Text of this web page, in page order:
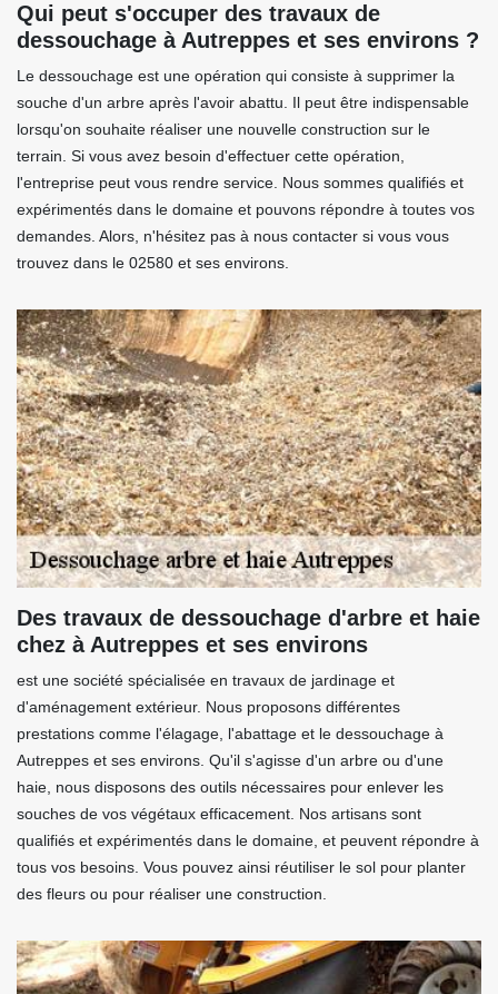
Qui peut s'occuper des travaux de
dessouchage à Autreppes et ses environs ?
Le dessouchage est une opération qui consiste à supprimer la
souche d'un arbre après l'avoir abattu. Il peut être indispensable
lorsqu'on souhaite réaliser une nouvelle construction sur le
terrain. Si vous avez besoin d'effectuer cette opération,
l'entreprise peut vous rendre service. Nous sommes qualifiés et
expérimentés dans le domaine et pouvons répondre à toutes vos
demandes. Alors, n'hésitez pas à nous contacter si vous vous
trouvez dans le 02580 et ses environs.
Des travaux de dessouchage d'arbre et haie
chez à Autreppes et ses environs
est une société spécialisée en travaux de jardinage et
d'aménagement extérieur. Nous proposons différentes
prestations comme l'élagage, l'abattage et le dessouchage à
Autreppes et ses environs. Qu'il s'agisse d'un arbre ou d'une
haie, nous disposons des outils nécessaires pour enlever les
souches de vos végétaux efficacement. Nos artisans sont
qualifiés et expérimentés dans le domaine, et peuvent répondre à
tous vos besoins. Vous pouvez ainsi réutiliser le sol pour planter
des fleurs ou pour réaliser une construction.